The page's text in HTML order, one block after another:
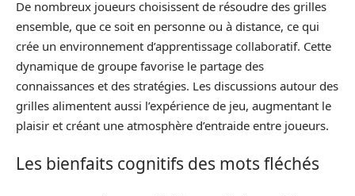
De nombreux joueurs choisissent de résoudre des grilles
ensemble, que ce soit en personne ou à distance, ce qui
crée un environnement d’apprentissage collaboratif. Cette
dynamique de groupe favorise le partage des
connaissances et des stratégies. Les discussions autour des
grilles alimentent aussi l’expérience de jeu, augmentant le
plaisir et créant une atmosphère d’entraide entre joueurs.
Les bienfaits cognitifs des mots fléchés